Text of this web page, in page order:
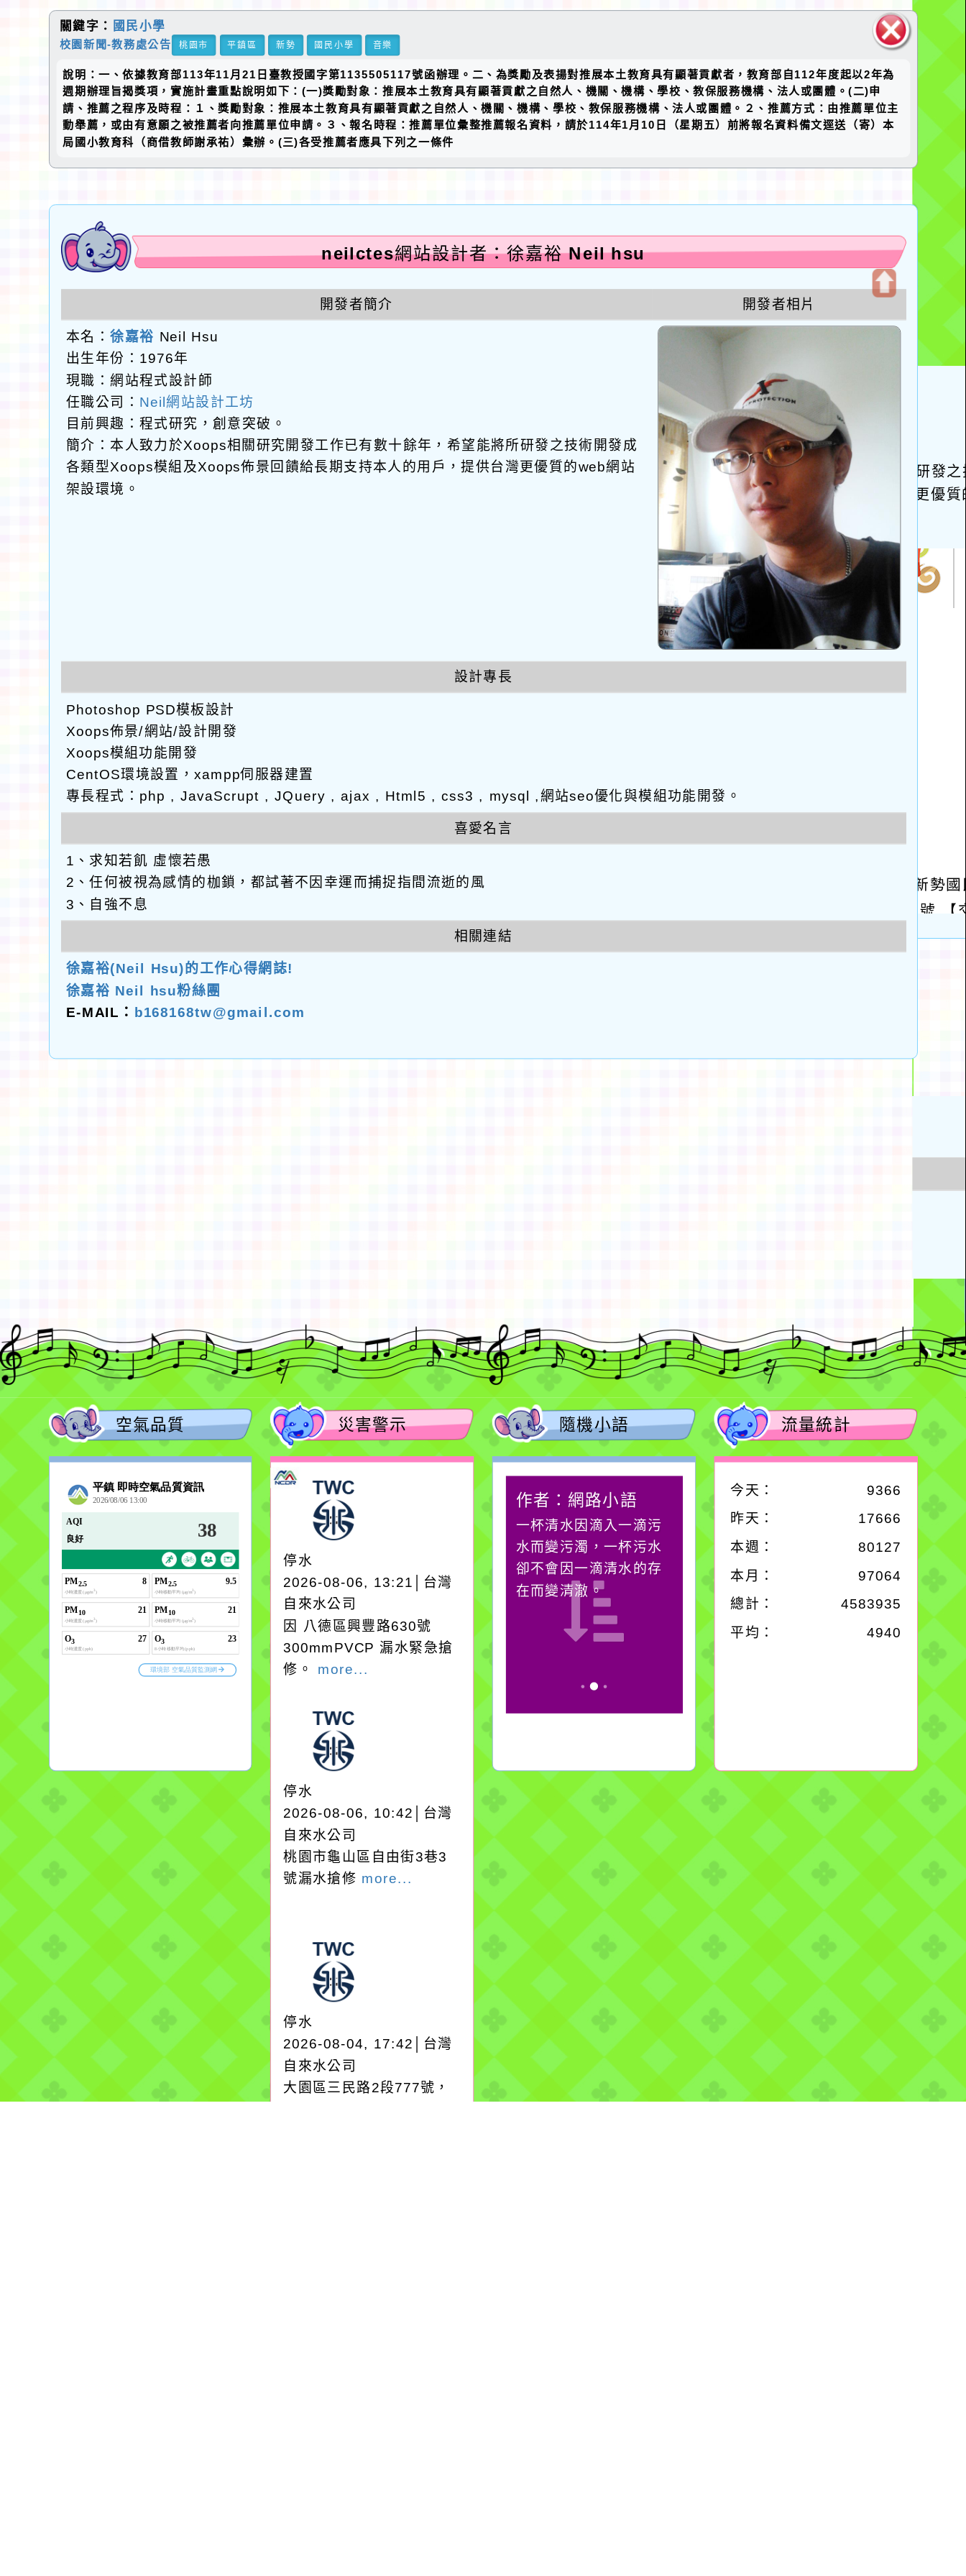
塊
關鍵字： 國民小學
校園新聞-教務處公告 桃園市 平鎮區 新勢 國民小學 音樂
說明：一、依據教育部113年11月21日臺教授國字第1135505117號函辦理。二、為獎勵及表揚對推展本土教育具有顯著貢獻者，教育部自112年度起以2年為
週期辦理旨揭獎項，實施計畫重點說明如下：(一)獎勵對象：推展本土教育具有顯著貢獻之自然人、機關、機構、學校、教保服務機構、法人或團體。(二)申
請、推薦之程序及時程：１、獎勵對象：推展本土教育具有顯著貢獻之自然人、機關、機構、學校、教保服務機構、法人或團體。２、推薦方式：由推薦單位主
動舉薦，或由有意願之被推薦者向推薦單位申請。３、報名時程：推薦單位彙整推薦報名資料，請於114年1月10日（星期五）前將報名資料備文逕送（寄）本
局國小教育科（商借教師謝承祐）彙辦。(三)各受推薦者應具下列之一條件
啟
neilctes網站設計者：徐嘉裕 Neil hsu
開發者簡介 開發者相片
本名：徐嘉裕 Neil Hsu
出生年份：1976年
現職：網站程式設計師
任職公司： Neil網站設計工坊
目前興趣：程式研究，創意突破。
簡介：本人致力於Xoops相關研究開發工作已有數十餘年，希望能將所研發之技術開發成
各類型Xoops模組及Xoops佈景回饋給長期支持本人的用戶，提供台灣更優質的web網站
架設環境。
設計專長
Photoshop PSD模板設計
Xoops佈景/網站/設計開發
Xoops模組功能開發
CentOS環境設置，xampp伺服器建置
專長程式：php , JavaScrupt , JQuery , ajax , Html5 , css3 , mysql ,網站seo優化與模組功能開發。
喜愛名言
1、求知若飢 虛懷若愚
2、任何被視為感情的枷鎖，都試著不因幸運而捕捉指間流逝的風
3、自強不息
相關連結
徐嘉裕(Neil Hsu)的工作心得網誌!
徐嘉裕 Neil hsu粉絲團
E-MAIL： b168168tw@gmail.com
空氣品質 災害警示
停水
2026-08-06, 13:21│台灣
自來水公司
因 八德區興豐路630號
300mmPVCP 漏水緊急搶
修。 more...
停水
2026-08-06, 10:42│台灣
自來水公司
桃園市龜山區自由街3巷3
號漏水搶修 more...
停水
2026-08-04, 17:42│台灣
自來水公司
大園區三民路2段777號，
隨機小語
作者：網路小語
生活是一面鏡子。你對
作者：網路小語
一杯清水因滴入一滴污
水而變污濁，一杯污水
卻不會因一滴清水的存
在而變清澈。
作者：網路小語
在實現理想的路途中，
必須排除一切干擾，特
別是要看清那些美麗的
流量統計
今天： 9366
昨天： 17666
本週：
80127
本月：
97064
總計： 4583935
平均： 4940